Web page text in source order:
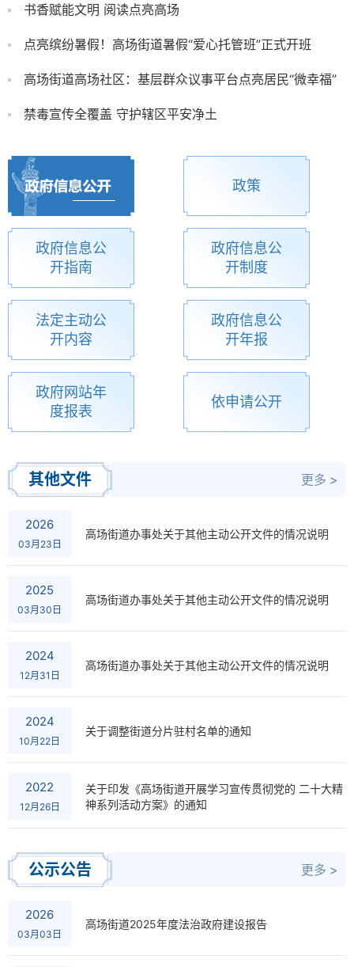
书香赋能文明 阅读点亮高场
点亮缤纷暑假！高场街道暑假“爱心托管班”正式开班
高场街道高场社区：基层群众议事平台点亮居民“微幸福”
禁毒宣传全覆盖 守护辖区平安净土
政策
政府信息公
开指南
政府信息公
开制度
法定主动公
开内容
政府信息公
开年报
政府网站年
度报表
依申请公开
其他文件 更多 >
2026
03月23日
高场街道办事处关于其他主动公开文件的情况说明
2025
03月30日
高场街道办事处关于其他主动公开文件的情况说明
2024
12月31日
高场街道办事处关于其他主动公开文件的情况说明
2024
10月22日
关于调整街道分片驻村名单的通知
2022
12月26日
关于印发《高场街道开展学习宣传贯彻党的 二十大精
神系列活动方案》的通知
公示公告 更多 >
2026
03月03日
高场街道2025年度法治政府建设报告